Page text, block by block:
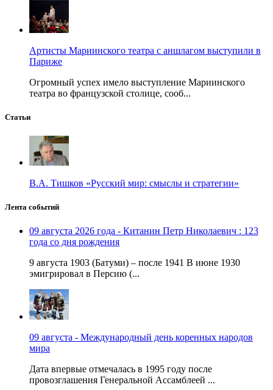
Артисты Мариинского театра с аншлагом выступили в
Париже
Огромный успех имело выступление Мариинского
театра во французской столице, сооб...
Статьи
В.А. Тишков «Русский мир: смыслы и стратегии»
Лента событий
09 августа 2026 года - Китанин Петр Николаевич : 123
года со дня рождения
9 августа 1903 (Батуми) – после 1941 В июне 1930
эмигрировал в Персию (...
09 августа - Международный день коренных народов
мира
Дата впервые отмечалась в 1995 году после
провозглашения Генеральной Ассамблеей ...